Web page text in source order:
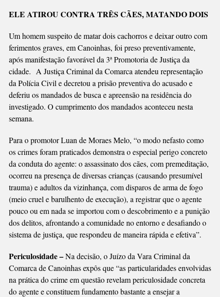
REGIÃO
MAUS-
TRATOS
A
ANIMAIS
ELE ATIROU CONTRA TRÊS CÃES, MATANDO DOIS
Um homem suspeito de matar dois cachorros e deixar outro com
ferimentos graves, em Canoinhas, foi preso preventivamente,
após manifestação favorável da 3ª Promotoria de Justiça da
cidade. A Justiça Criminal da Comarca atendeu representação
da Polícia Civil e decretou a prisão preventiva do acusado e
deferiu os mandados de busca e apreensão na residência do
investigado. O cumprimento dos mandados aconteceu nesta
semana.
Para o promotor Luan de Moraes Melo, “o modo nefasto como
os crimes foram praticados demonstra o especial perigo concreto
da conduta do agente: o assassinato dos cães, com premeditação,
ocorreu na presença de diversas crianças (causando presumível
trauma) e adultos da vizinhança, com disparos de arma de fogo
(meio cruel e barulhento de execução), a registrar que o agente
pouco ou em nada se importou com o descobrimento e a punição
dos delitos, afrontando a comunidade no entorno e desafiando o
sistema de justiça, que respondeu de maneira rápida e efetiva”.
Periculosidade –Na decisão, o Juízo da Vara Criminal da
Comarca de Canoinhas expôs que “as particularidades envolvidas
na prática do crime em questão revelam periculosidade concreta
do agente e constituem fundamento bastante a ensejar a